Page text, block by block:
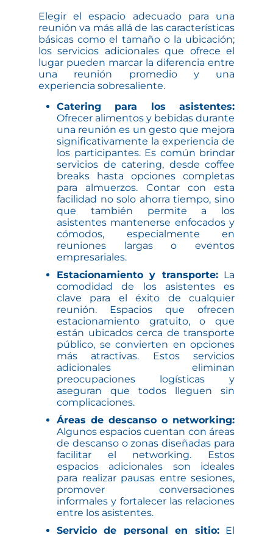
Elegir el espacio adecuado para una
reunión va más allá de las características
básicas como el tamaño o la ubicación;
los servicios adicionales que ofrece el
lugar pueden marcar la diferencia entre
una reunión promedio y una
experiencia sobresaliente.
Catering para los asistentes:
Ofrecer alimentos y bebidas durante
una reunión es un gesto que mejora
significativamente la experiencia de
los participantes. Es común brindar
servicios de catering, desde coffee
breaks hasta opciones completas
para almuerzos. Contar con esta
facilidad no solo ahorra tiempo, sino
que también permite a los
asistentes mantenerse enfocados y
cómodos, especialmente en
reuniones largas o eventos
empresariales.
Estacionamiento y transporte:La
comodidad de los asistentes es
clave para el éxito de cualquier
reunión. Espacios que ofrecen
estacionamiento gratuito, o que
están ubicados cerca de transporte
público, se convierten en opciones
más atractivas. Estos servicios
adicionales eliminan
preocupaciones logísticas y
aseguran que todos lleguen sin
complicaciones.
Áreas de descanso o networking:
Algunos espacios cuentan con áreas
de descanso o zonas diseñadas para
facilitar el networking. Estos
espacios adicionales son ideales
para realizar pausas entre sesiones,
promover conversaciones
informales y fortalecer las relaciones
entre los asistentes.
Servicio de personal en sitio:El